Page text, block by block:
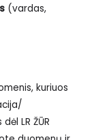
(vardas,
kuriuos
LR ŽŪR